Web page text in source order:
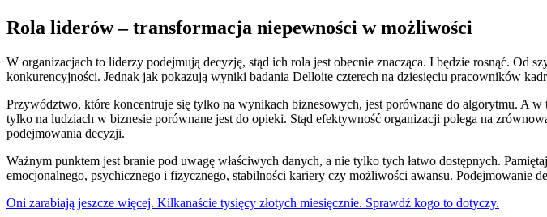
Rola liderów – transformacja niepewności w możliwości
W organizacjach to liderzy podejmują decyzję, stąd ich rola jest obecnie znacząca. I będzie rosnąć.
konkurencyjności. Jednak jak pokazują wyniki badania Delloite czterech na dziesięciu pracowników
Przywództwo, które koncentruje się tylko na wynikach biznesowych, jest porównane do algorytmu. A
tylko na ludziach w biznesie porównane jest do opieki. Stąd efektywność organizacji polega na
podejmowania decyzji.
Ważnym punktem jest branie pod uwagę właściwych danych, a nie tylko tych łatwo dostępnych.
emocjonalnego, psychicznego i fizycznego, stabilności kariery czy możliwości awansu. Podejmowanie
Oni zarabiają jeszcze więcej. Kilkanaście tysięcy złotych miesięcznie. Sprawdź kogo to dotyczy.